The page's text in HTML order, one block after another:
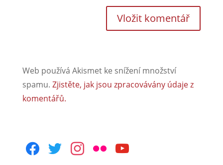
Web používá Akismet ke snížení množství
spamu. Zjistěte, jak jsou zpracovávány údaje z
komentářů.
facebooktwitterinstagram
flickr youtube